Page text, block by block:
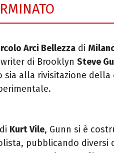
Arci Bellezza di
di Brooklyn Steve
alla rivisitazione della
di Kurt Vile, Gunn si è
pubblicando diversi